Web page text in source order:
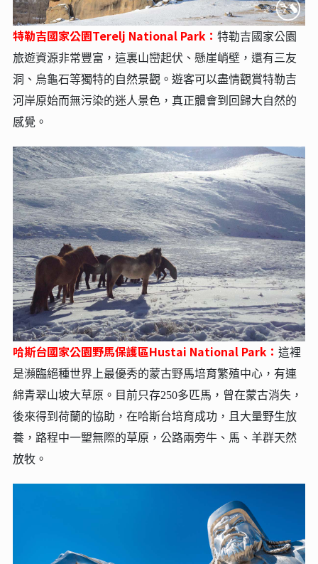
特勒吉國家公園Terelj National Park： 特勒吉國家公園
旅遊資源非常豐富，這裏山巒起伏、懸崖峭壁，還有三友
洞、烏龜石等獨特的自然景觀。遊客可以盡情觀賞特勒吉
河岸原始而無污染的迷人景色，真正體會到回歸大自然的
感覺。
哈斯台國家公園野馬保護區Hustai National Park： 這裡
是瀕臨絕種世界上最優秀的蒙古野馬培育繁殖中心，有連
綿青翠山坡大草原。目前只存250多匹馬，曾在蒙古消失，
後來得到荷蘭的協助，在哈斯台培育成功，且大量野生放
養，路程中一朢無際的草原，公路兩旁牛、馬、羊群天然
放牧。